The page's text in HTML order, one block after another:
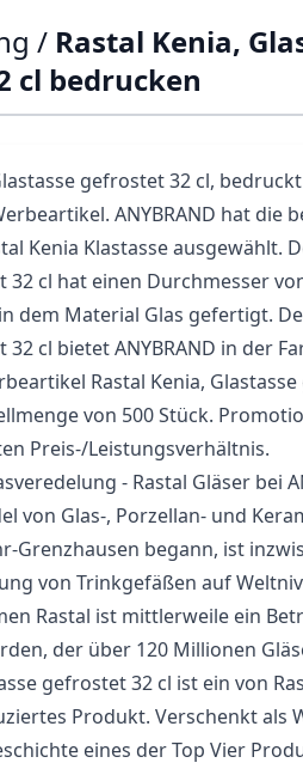
/ Rastal Kenia,
cl bedrucken
gefrostet 32 cl,
ANYBRAND hat die
Kenia Klastasse ausgewählt.
32 cl hat einen Durchmesser
dem Material Glas gefertigt.
32 cl bietet ANYBRAND in der
Rastal Kenia,
von 500 Stück.
Preis-/Leistungsverhältnis.
- Rastal Gläser bei
von Glas-, Porzellan- und
Grenzhausen begann, ist
von Trinkgefäßen auf
Rastal ist mittlerweile ein
der über 120 Millionen
gefrostet 32 cl ist ein von
Produkt. Verschenkt als
eines der Top Vier